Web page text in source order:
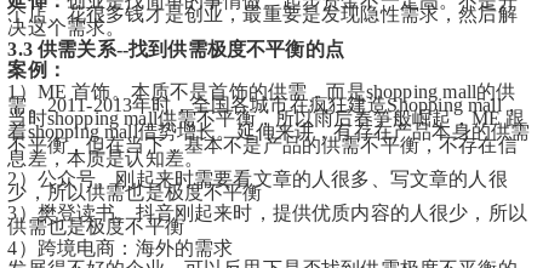
个店、花很多钱才是创业，最重要是发现隐性需求，然后解
决这个需求。
3.3 供需关系--找到供需极度不平衡的点
案例：
1）ME 首饰。本质不是首饰的供需，而是shopping mall的供
需。2011-2013年时，全国各城市在疯狂建造Shopping mall，
当时shopping mall供需不平衡，所以雨后春笋般崛起，ME 跟
着shopping mall借势增长。延伸来讲，有存在产品本身的供需
不平衡，但在当下，基本不是产品的供需不平衡，不存在信
息差，本质是认知差。
2）公众号。刚起来时需要看文章的人很多、写文章的人很
少，所以供需也是极度不平衡
3）樊登读书。抖音刚起来时，提供优质内容的人很少，所以
供需也是极度不平衡
4）跨境电商：海外的需求